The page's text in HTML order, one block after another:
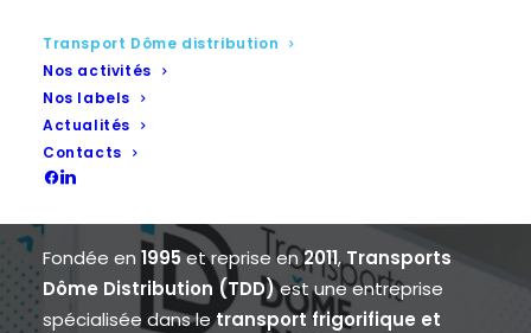
Transport Dôme distribution
Nos activités
Nos labels
Actualités
Contacts
Transports Dôme
Distribution
Fondée en 1995et reprise en2011,Transports
Dôme Distribution (TDD)est une entreprise
spécialisée dans letransport frigorifique et